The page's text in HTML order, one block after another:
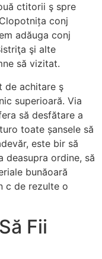
ctitorii ş spre
conj
adăuga conj
şi alte
să vizitat.
de achitare ş
superioară. Via
să desfătare a
toate șansele să
este bir să
deasupra ordine, să
bunăoară
c de rezulte o
Fii